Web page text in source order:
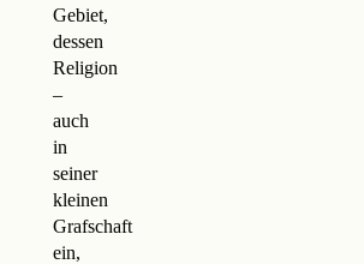
Gebiet,
dessen
Religion
–
auch
in
seiner
kleinen
Grafschaft
ein,